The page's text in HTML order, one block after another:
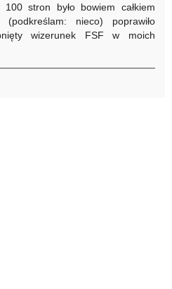
100 stron było bowiem całkiem
nieco) poprawiło
wizerunek FSF w moich